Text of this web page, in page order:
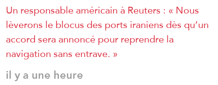
Un responsable américain à Reuters : « Nous
lèverons le blocus des ports iraniens dès qu’un
accord sera annoncé pour reprendre la
navigation sans entrave. »
il y a une heure